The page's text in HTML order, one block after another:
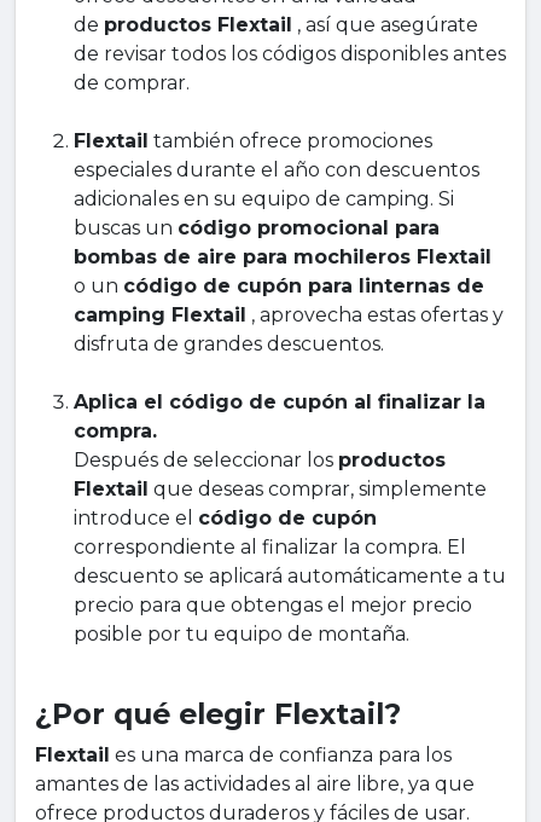
de productos Flextail , así que asegúrate
de revisar todos los códigos disponibles antes
de comprar.
Flextail también ofrece promociones
especiales durante el año con descuentos
adicionales en su equipo de camping. Si
buscas un código promocional para
bombas de aire para mochileros Flextail
o un código de cupón para linternas de
camping Flextail , aprovecha estas ofertas y
disfruta de grandes descuentos.
Aplica el código de cupón al finalizar la
compra.
Después de seleccionar los productos
Flextail que deseas comprar, simplemente
introduce el código de cupón
correspondiente al finalizar la compra. El
descuento se aplicará automáticamente a tu
precio para que obtengas el mejor precio
posible por tu equipo de montaña.
¿Por qué elegir Flextail?
Flextail es una marca de confianza para los
amantes de las actividades al aire libre, ya que
ofrece productos duraderos y fáciles de usar.